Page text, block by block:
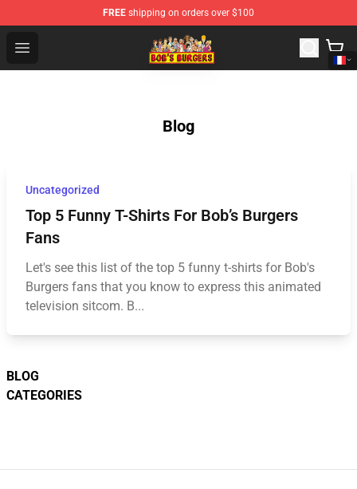
FREE shipping on orders over $100
Open menu
Bob's Burgers Store - Official Bob's Burgers Merchandise
Blog
BLOG
CATEGORIES
Uncategorized
Top 5 Funny T-Shirts For Bob’s Burgers
Fans
Let's see this list of the top 5 funny t-shirts for Bob's
Burgers fans that you know to express this animated
television sitcom. B...